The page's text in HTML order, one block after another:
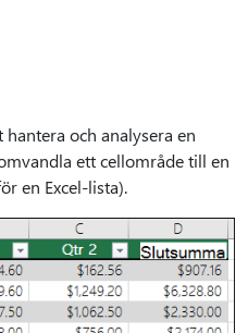
och analysera en
ett cellområde till en
en Excel-lista).